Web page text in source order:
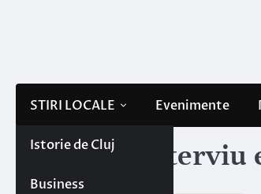
STIRI LOCALE
Istorie de Cluj
Business
Evenimente
Etichetă: interviu